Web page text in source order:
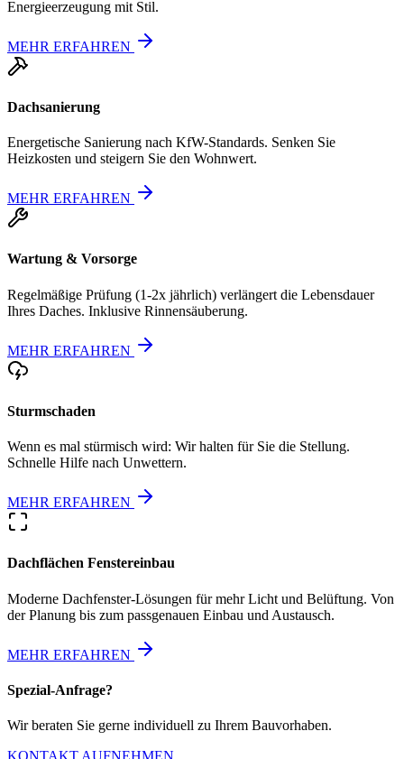
Energieerzeugung mit Stil.
MEHR ERFAHREN
Dachsanierung
Energetische Sanierung nach KfW-Standards. Senken Sie
Heizkosten und steigern Sie den Wohnwert.
MEHR ERFAHREN
Wartung & Vorsorge
Regelmäßige Prüfung (1-2x jährlich) verlängert die Lebensdauer
Ihres Daches. Inklusive Rinnensäuberung.
MEHR ERFAHREN
Sturmschaden
Wenn es mal stürmisch wird: Wir halten für Sie die Stellung.
Schnelle Hilfe nach Unwettern.
MEHR ERFAHREN
Dachflächen Fenstereinbau
Moderne Dachfenster-Lösungen für mehr Licht und Belüftung. Von
der Planung bis zum passgenauen Einbau und Austausch.
MEHR ERFAHREN
Spezial-Anfrage?
Wir beraten Sie gerne individuell zu Ihrem Bauvorhaben.